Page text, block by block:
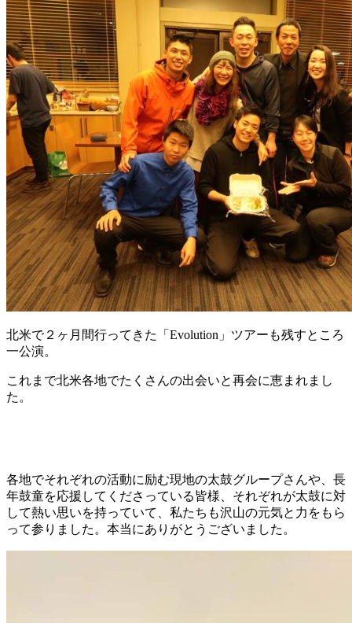
北米で２ヶ月間行ってきた「Evolution」ツアーも残すところ
一公演。
これまで北米各地でたくさんの出会いと再会に恵まれまし
た。
各地でそれぞれの活動に励む現地の太鼓グループさんや、長
年鼓童を応援してくださっている皆様、それぞれが太鼓に対
して熱い思いを持っていて、私たちも沢山の元気と力をもら
って参りました。本当にありがとうございました。